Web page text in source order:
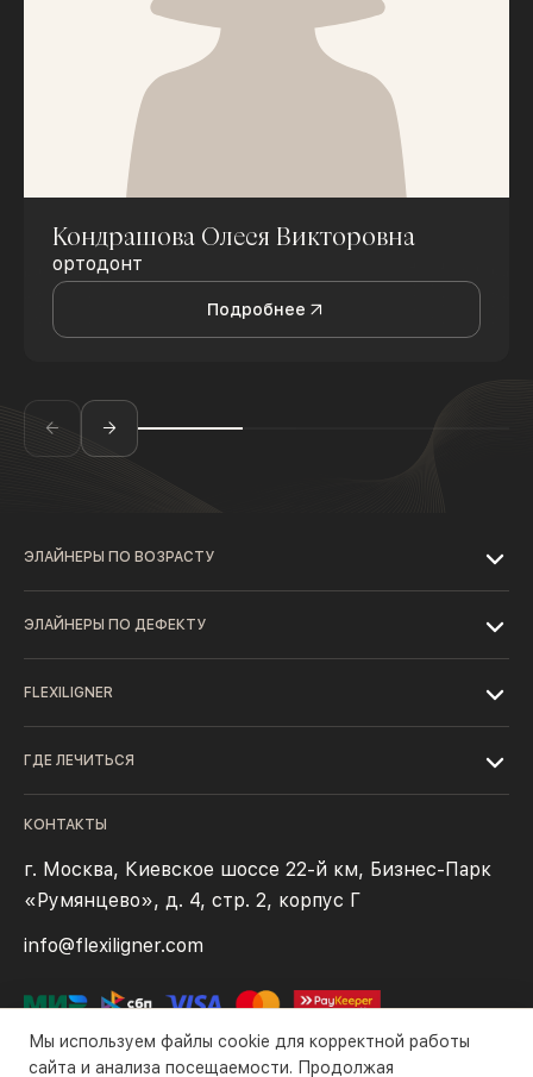
Кондрашова Олеся Викторовна
ортодонт
Подробнее
ЭЛАЙНЕРЫ ПО ВОЗРАСТУ
ЭЛАЙНЕРЫ ПО ДЕФЕКТУ
FLEXILIGNER
ГДЕ ЛЕЧИТЬСЯ
КОНТАКТЫ
г. Москва, Киевское шоссе 22-й км, Бизнес-Парк
«Румянцево», д. 4, стр. 2, корпус Г
info@flexiligner.com
Мы используем файлы cookie для корректной работы
сайта и анализа посещаемости. Продолжая